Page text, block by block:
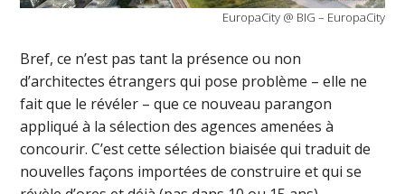
EuropaCity @ BIG – EuropaCity
Bref, ce n’est pas tant la présence ou non
d’architectes étrangers qui pose problème – elle ne
fait que le révéler – que ce nouveau parangon
appliqué à la sélection des agences amenées à
concourir. C’est cette sélection biaisée qui traduit de
nouvelles façons importées de construire et qui se